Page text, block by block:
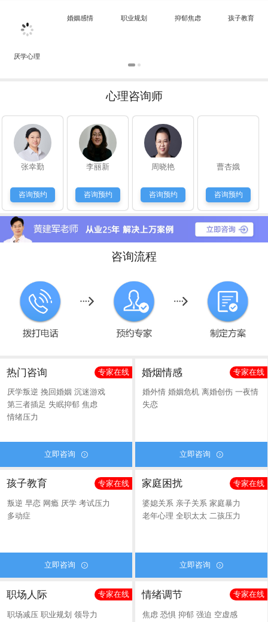
孩子读初中了，也是很抵触学习，说她也不听，愁人。
厌学心理
婚姻感情 职业规划 抑郁焦虑 孩子教育
心理咨询师
张幸勤
咨询预约
李丽新
咨询预约
周晓艳
咨询预约
曹杏娥
咨询预约
咨询流程
热门咨询 专家在线
厌学叛逆 挽回婚姻 沉迷游戏
第三者插足 失眠抑郁 焦虑
情绪压力
立即咨询 
婚烟情感 专家在线
婚外情 婚姻危机 离婚创伤 一夜情
失恋
立即咨询 
孩子教育 专家在线
叛逆 早恋 网瘾 厌学 考试压力
多动症
立即咨询 
家庭困扰 专家在线
婆媳关系 亲子关系 家庭暴力
老年心理 全职太太 二孩压力
立即咨询 
职场人际 专家在线
职场减压 职业规划 领导力
情绪调节 专家在线
焦虑 恐惧 抑郁 强迫 空虚感